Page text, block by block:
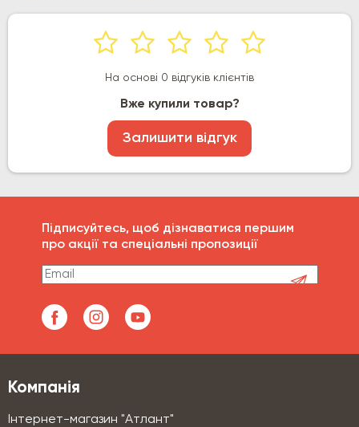
На основі 0 відгуків клієнтів
Вже купили товар?
Залишити відгук
Підписуйтесь, щоб дізнаватися першим
про акції та спеціальні пропозиції
Компанія
Інтернет-магазин "Атлант"